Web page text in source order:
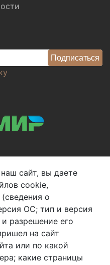
продажи
пер.
сайт, вы даете
cookie,
о
ОС; тип и версия
разрешение его
на сайт
или по какой
какие страницы